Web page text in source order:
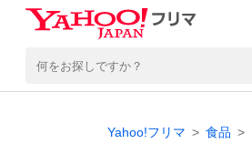
Yahoo!フリマ 食品